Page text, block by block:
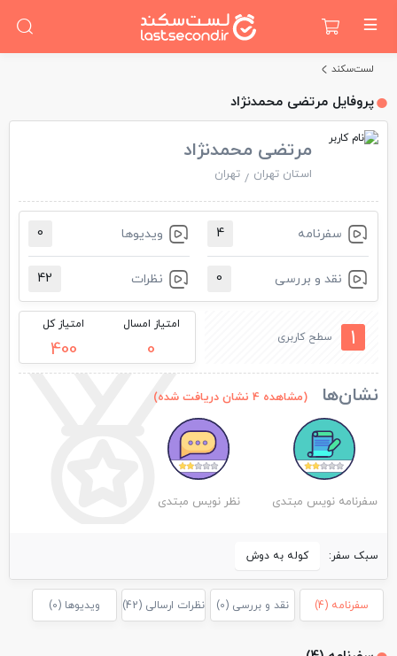
لست‌سکند
پروفایل مرتضی محمدنژاد
مرتضی محمدنژاد
استان تهران تهران
سفرنامه 4 ویدیو‌ها 0
نقد و بررسی 0 نظرات 42
1 سطح کاربری
امتیاز امسال
0
امتیاز کل
400
نشان‌ها
(مشاهده 4 نشان دریافت شده)
سفرنامه نویس مبتدی نظر نویس مبتدی
سبک سفر: کوله به دوش
سفرنامه (4) نقد و بررسی (0) نظرات ارسالی (42) ویدیوها (0)